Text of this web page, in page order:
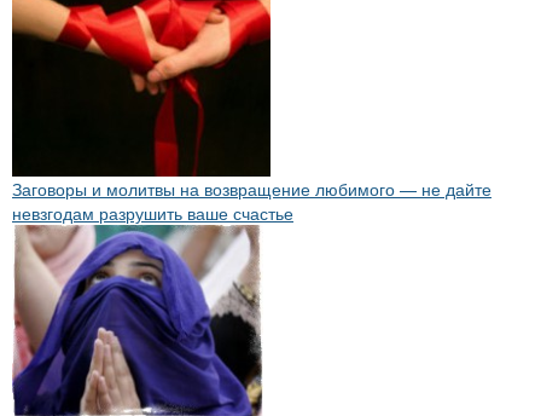
Заговоры и молитвы на возвращение любимого — не дайте
невзгодам разрушить ваше счастье